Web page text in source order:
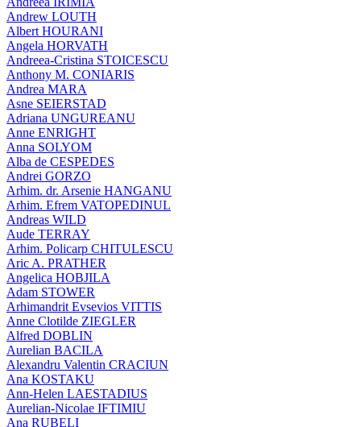
Andrew LOUTH
Albert HOURANI
Angela HORVATH
Andreea-Cristina STOICESCU
Anthony M. CONIARIS
Andrea MARA
Asne SEIERSTAD
Adriana UNGUREANU
Anne ENRIGHT
Anna SOLYOM
Alba de CESPEDES
Andrei GORZO
Arhim. dr. Arsenie HANGANU
Arhim. Efrem VATOPEDINUL
Andreas WILD
Aude TERRAY
Arhim. Policarp CHITULESCU
Aric A. PRATHER
Angelica HOBJILA
Adam STOWER
Arhimandrit Evsevios VITTIS
Anne Clotilde ZIEGLER
Alfred DOBLIN
Aurelian BACILA
Alexandru Valentin CRACIUN
Ana KOSTAKU
Ann-Helen LAESTADIUS
Aurelian-Nicolae IFTIMIU
Ana RUBELI